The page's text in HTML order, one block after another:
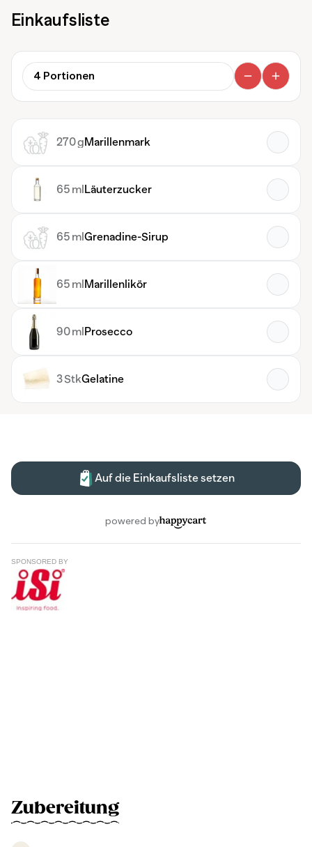
SPONSORED BY
Zubereitung